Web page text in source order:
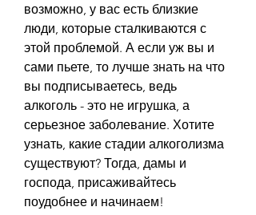
возможно, у вас есть близкие
люди, которые сталкиваются с
этой проблемой. А если уж вы и
сами пьете, то лучше знать на что
вы подписываетесь, ведь
алкоголь - это не игрушка, а
серьезное заболевание. Хотите
узнать, какие стадии алкоголизма
существуют? Тогда, дамы и
господа, присаживайтесь
поудобнее и начинаем!